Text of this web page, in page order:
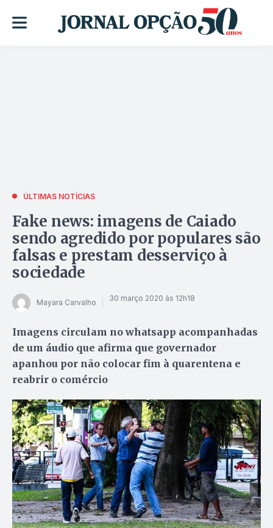
ÚLTIMAS NOTÍCIAS
Fake news: imagens de Caiado
sendo agredido por populares são
falsas e prestam desserviço à
sociedade
Mayara Carvalho 30 março 2020 às 12h18
Imagens circulam no whatsapp acompanhadas
de um áudio que afirma que governador
apanhou por não colocar fim à quarentena e
reabrir o comércio